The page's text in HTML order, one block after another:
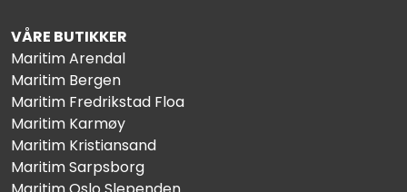
VÅRE BUTIKKER
Maritim Arendal
Maritim Bergen
Maritim Fredrikstad Floa
Maritim Karmøy
Maritim Kristiansand
Maritim Sarpsborg